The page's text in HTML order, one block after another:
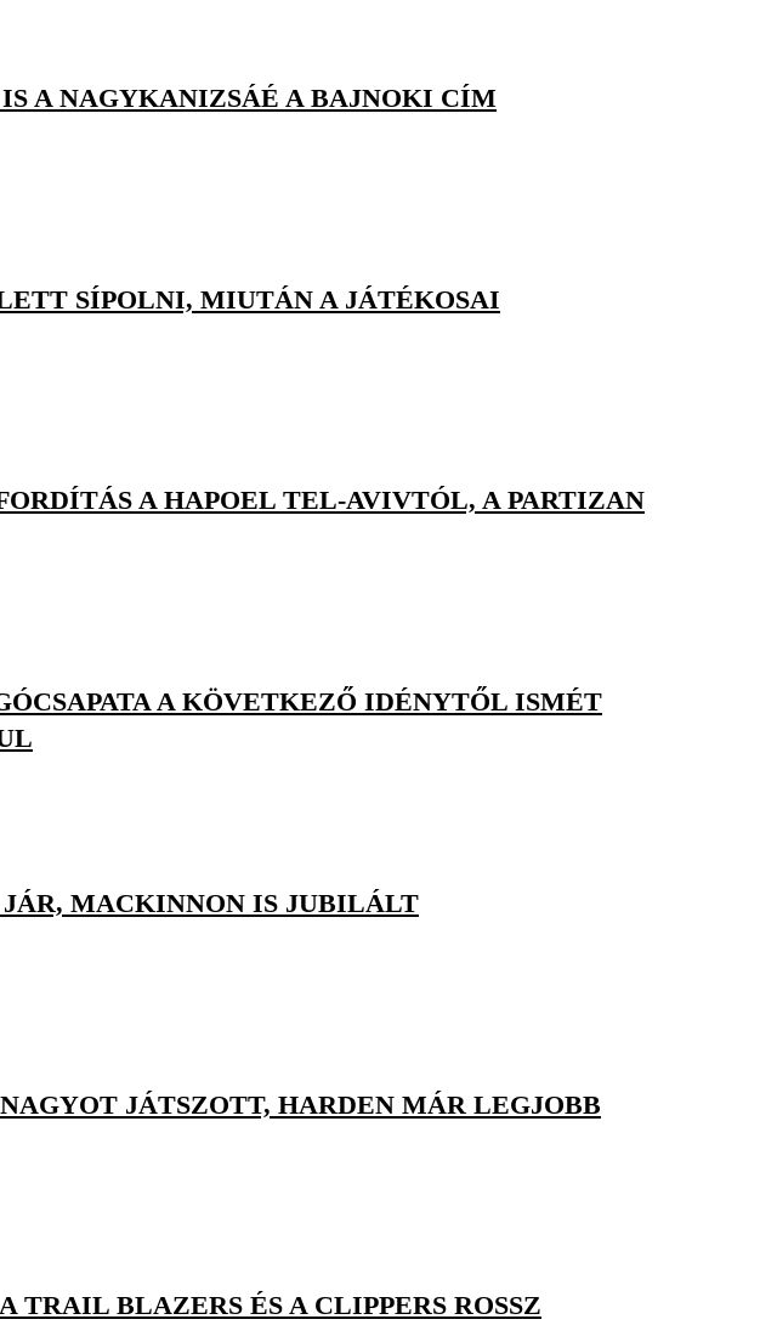
A NAGYKANIZSÁÉ A BAJNOKI CÍM
SÍPOLNI, MIUTÁN A JÁTÉKOSAI
A HAPOEL TEL-AVIVTÓL, A PARTIZAN
A KÖVETKEZŐ IDÉNYTŐL ISMÉT
MACKINNON IS JUBILÁLT
JÁTSZOTT, HARDEN MÁR LEGJOBB
TRAIL BLAZERS ÉS A CLIPPERS ROSSZ